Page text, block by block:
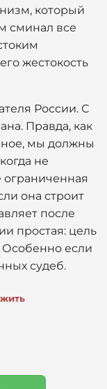
который
сминал все
жестокость
России. С
Правда, как
мы должны
не
ограниченная
она строит
после
простая: цель
Особенно если
судеб.